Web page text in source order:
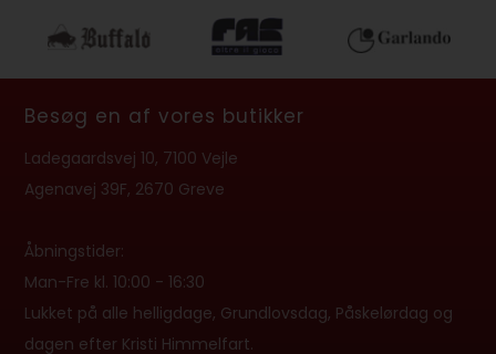
Besøg en af vores butikker
Ladegaardsvej 10, 7100 Vejle
Agenavej 39F, 2670 Greve
Åbningstider:
Man-Fre kl. 10:00 - 16:30
Lukket på alle helligdage, Grundlovsdag, Påskelørdag og
dagen efter Kristi Himmelfart.